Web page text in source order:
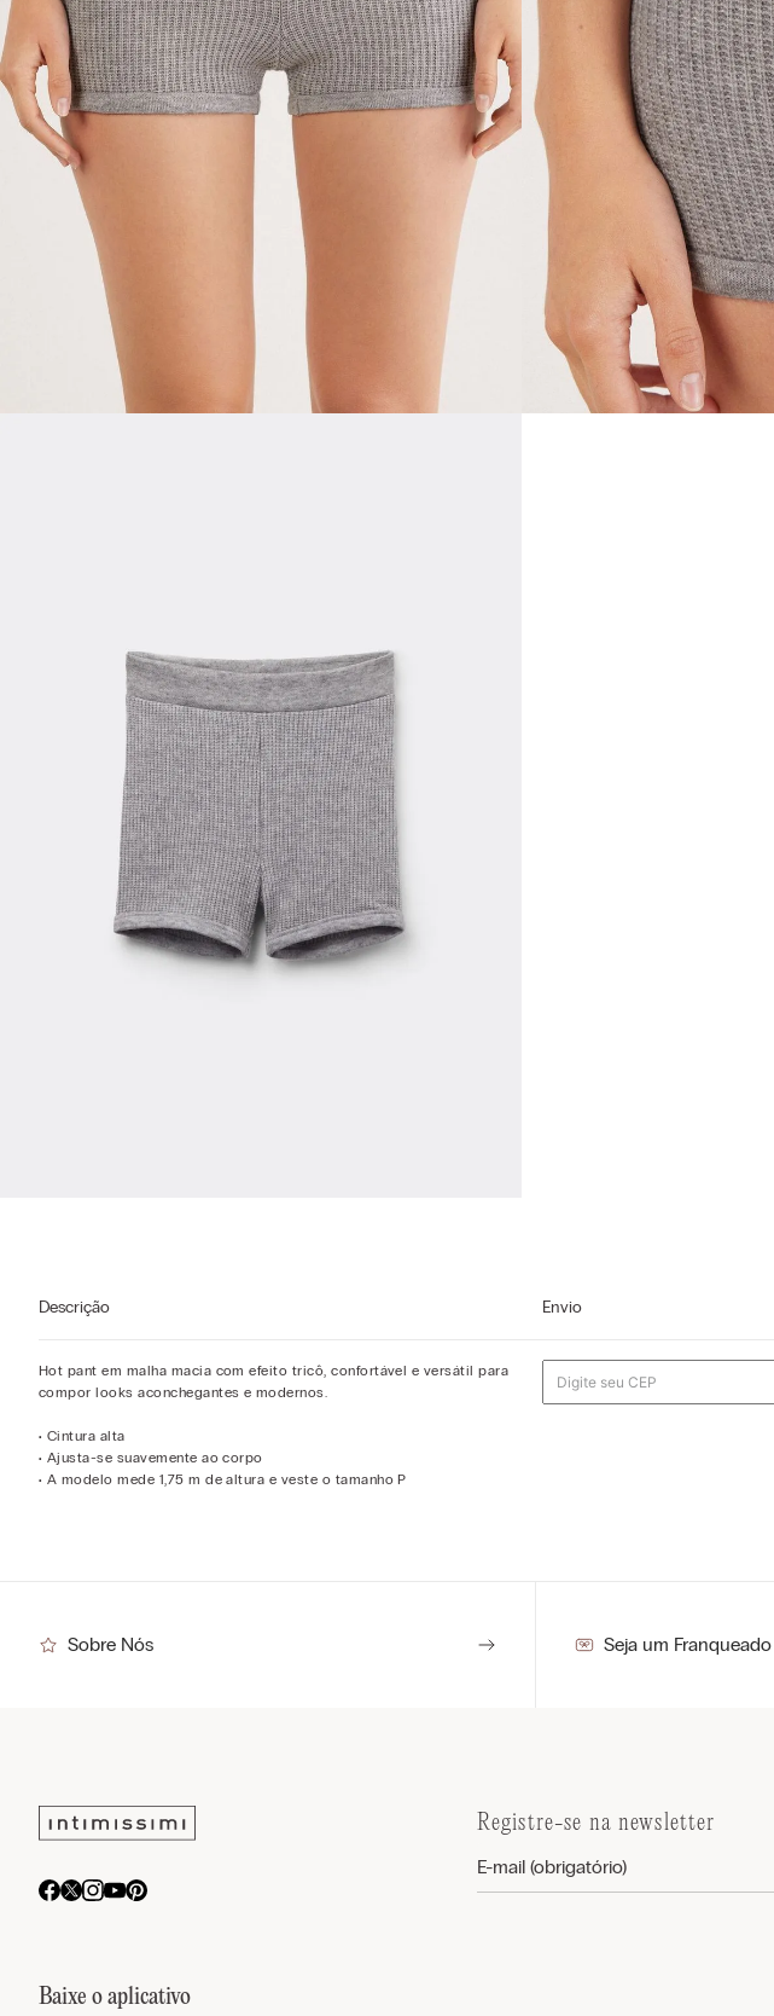
Descrição
Hot pant em malha macia com efeito tricô, confortável e versátil para
compor looks aconchegantes e modernos.
• Cintura alta
• Ajusta-se suavemente ao corpo
• A modelo mede 1,75 m de altura e veste o tamanho P
Envio
Sobre Nós Seja um Franqueado
Baixe o aplicativo
Registre-se na newsletter